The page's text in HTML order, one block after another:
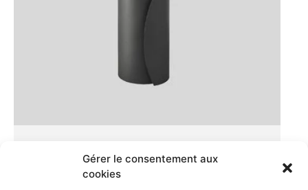
Gérer le consentement aux
cookies
SERVITEUR PÉTALE ACIER, GRIS SABLÉ